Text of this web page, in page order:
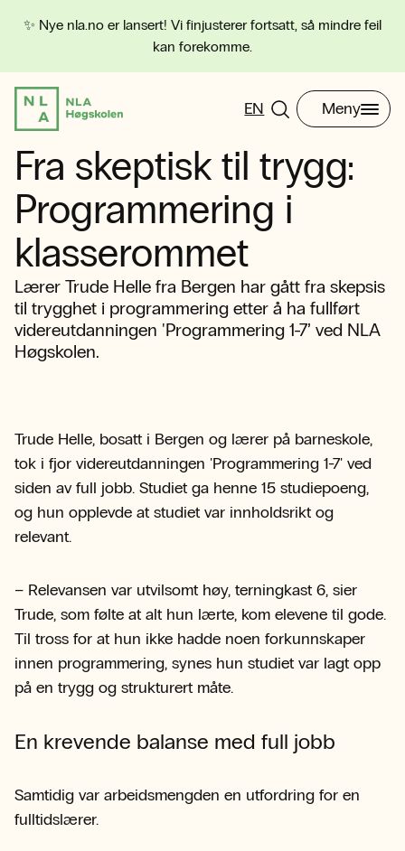
✨ Nye nla.no er lansert! Vi finjusterer fortsatt, så mindre feil
kan forekomme.
EN Meny
Fra skeptisk til trygg:
Programmering i
klasserommet
Lærer Trude Helle fra Bergen har gått fra skepsis
til trygghet i programmering etter å ha fullført
videreutdanningen 'Programmering 1-7’ ved NLA
Høgskolen.
Trude Helle, bosatt i Bergen og lærer på barneskole,
tok i fjor videreutdanningen 'Programmering 1-7' ved
siden av full jobb. Studiet ga henne 15 studiepoeng,
og hun opplevde at studiet var innholdsrikt og
relevant.
– Relevansen var utvilsomt høy, terningkast 6, sier
Trude, som følte at alt hun lærte, kom elevene til gode.
Til tross for at hun ikke hadde noen forkunnskaper
innen programmering, synes hun studiet var lagt opp
på en trygg og strukturert måte.
En krevende balanse med full jobb
Samtidig var arbeidsmengden en utfordring for en
fulltidslærer.